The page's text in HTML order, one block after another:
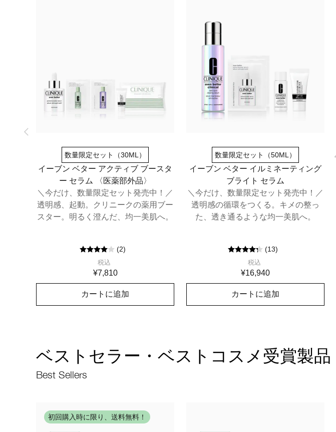
数量限定セット（30ML）
イーブン ベター アクティブ ブースタ
ー セラム​ 〈医薬部外品〉
＼今だけ、数量限定セット発売中！／
透明感、起動。クリニークの薬用ブー
スター。明るく澄んだ、均一美肌へ。
(2)
税込
¥7,810
カートに追加
数量限定セット（50ML）
イーブン ベター イルミネーティング
ブライト セラム
＼今だけ、数量限定セット発売中！／
透明感の循環をつくる。キメの整っ
た、透き通るような均一美肌へ。
(13)
税込
¥16,940
カートに追加
ベストセラー・ベストコスメ受賞製品
Best Sellers
初回購入時に限り、送料無料！